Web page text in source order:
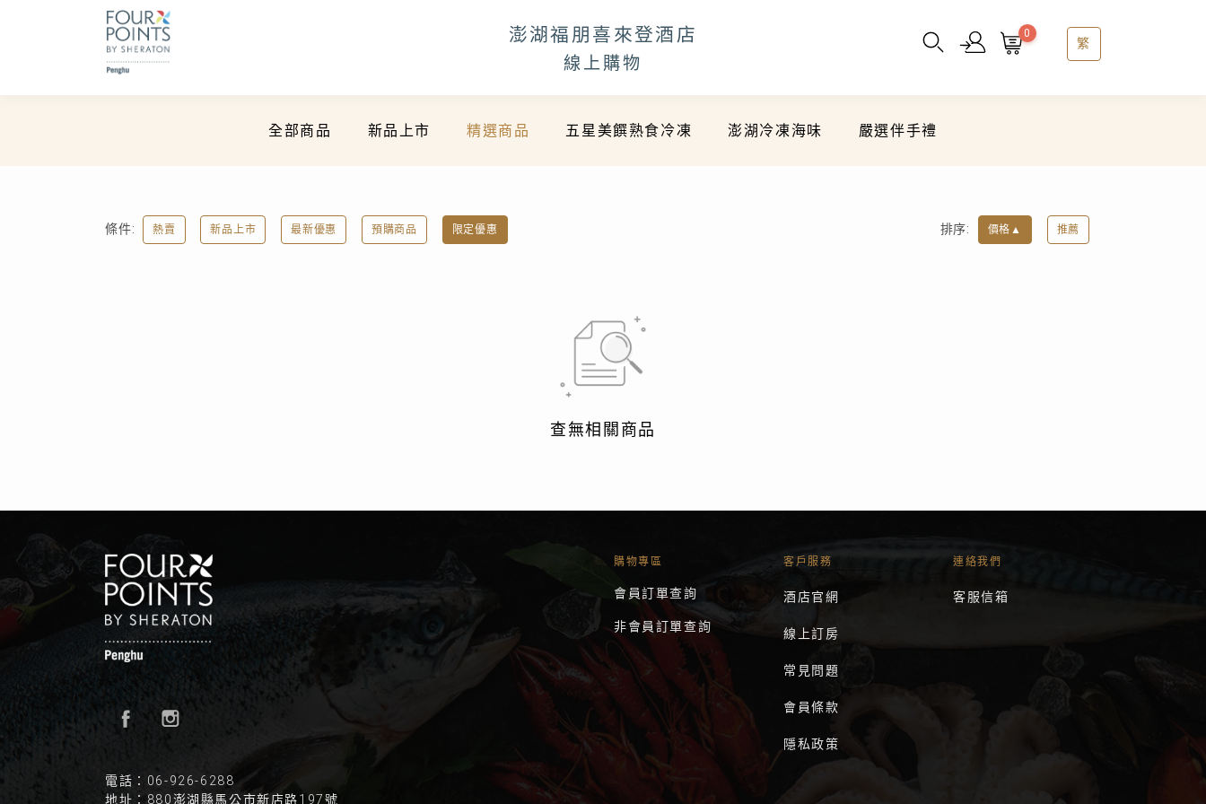
澎湖福朋喜來登酒店
線上購物
0
繁
全部商品 新品上市 精選商品 五星美饌熟食冷凍 澎湖冷凍海味 嚴選伴手禮
條件: 熱賣 新品上市 最新優惠 預購商品 限定優惠 排序: 價格 ▲ 推薦
查無相關商品
電話：06-926-6288
地址：880澎湖縣馬公市新店路197號
購物專區
會員訂單查詢
非會員訂單查詢
客戶服務
酒店官網
線上訂房
常見問題
會員條款
隱私政策
連絡我們
客服信箱